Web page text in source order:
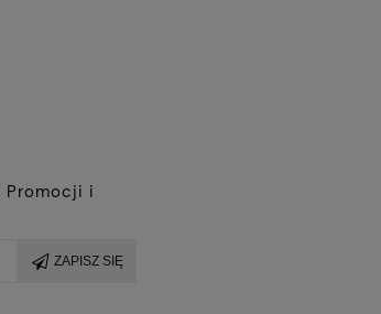
Promocji i
ZAPISZ SIĘ